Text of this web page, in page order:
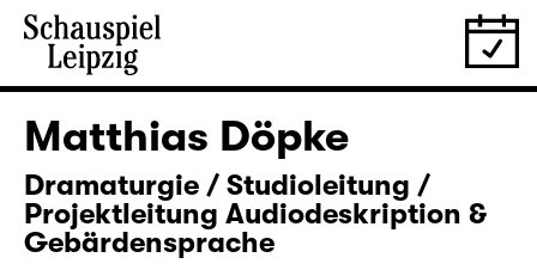
Matthias Döpke
Dramaturgie / Studioleitung /
Projektleitung Audiodeskription &
Gebärdensprache